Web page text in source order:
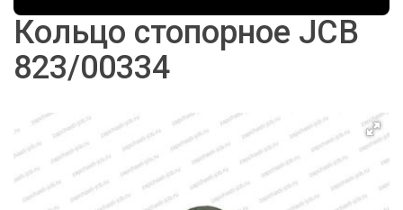
Кольцо стопорное JCB
823/00334